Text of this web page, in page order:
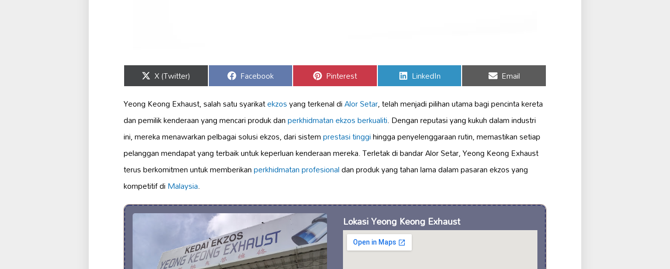
Share
on
X (Twitter) Share
on
Facebook Share
on
Pinterest Share
on
LinkedIn Share
on
Email
Yeong Keong Exhaust, salah satu syarikatekzosyang terkenal diAlor Setar, telah menjadi pilihan utama bagi pencinta kereta
dan pemilik kenderaan yang mencari produk danperkhidmatan ekzos berkualiti. Dengan reputasi yang kukuh dalam industri
ini, mereka menawarkan pelbagai solusi ekzos, dari sistemprestasi tinggihingga penyelenggaraan rutin, memastikan setiap
pelanggan mendapat yang terbaik untuk keperluan kenderaan mereka. Terletak di bandar Alor Setar, Yeong Keong Exhaust
terus berkomitmen untuk memberikanperkhidmatan profesionaldan produk yang tahan lama dalam pasaran ekzos yang
kompetitif diMalaysia.
Lokasi Yeong Keong Exhaust